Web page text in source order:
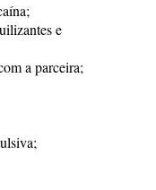
e
a parceira;